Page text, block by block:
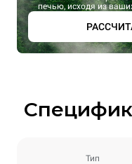
печью, исходя из
Тип